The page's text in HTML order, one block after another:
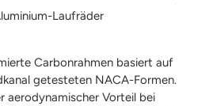
Laufräder
Carbonrahmen basiert auf
getesteten NACA-Formen.
aerodynamischer Vorteil bei